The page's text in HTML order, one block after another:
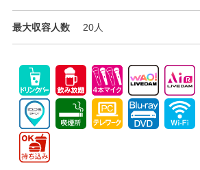
最大収容人数 20人